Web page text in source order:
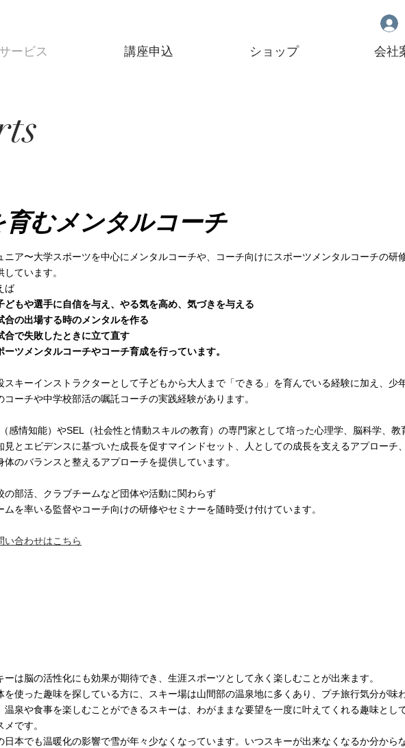
サービス 講座申込 ショップ 会社
育むメンタルコーチ
ニア〜大学スポーツを中心にメンタルコーチや、コーチ向けにスポーツメンタルコーチの研
しています。
ば
どもや選手に自信を与え、やる気を高め、気づきを与える
合の出場する時のメンタルを作る
合で失敗したときに立て直す
ーツメンタルコーチやコーチ育成を行っています。
スキーインストラクターとして子どもから大人まで「できる」を育んでいる経験に加え、少
コーチや中学校部活の嘱託コーチの実践経験があります。
感情知能）やSEL（社会性と情動スキルの教育）の専門家として培った心理学、脳科学、教
見とエビデンスに基づいた成長を促すマインドセット、人としての成長を支えるアプローチ
体のバランスと整えるアプローチを提供しています。
の部活、クラブチームなど団体や活動に関わらず
ムを率いる監督やコーチ向けの研修やセミナーを随時受け付けています。
い合わせはこちら
ーは脳の活性化にも効果が期待でき、生涯スポーツとして永く楽しむことが出来ます。
を使った趣味を探している方に、スキー場は山間部の温泉地に多くあり、プチ旅行気分が味
温泉や食事を楽しむことができるスキーは、わがままな要望を一度に叶えてくれる趣味とし
メです。
日本でも温暖化の影響で雪が年々少なくなっています。いつスキーが出来なくなるか分から